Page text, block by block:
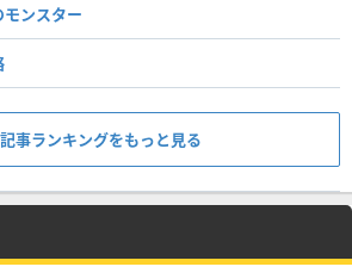
ンスター
事ランキングをもっと見る